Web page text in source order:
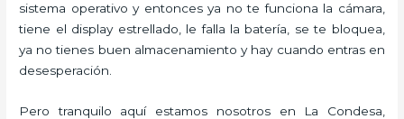
sistema operativo y entonces ya no te funciona la cámara,
tiene el display estrellado, le falla la batería, se te bloquea,
ya no tienes buen almacenamiento y hay cuando entras en
desesperación.
Pero tranquilo aquí estamos nosotros en La Condesa,